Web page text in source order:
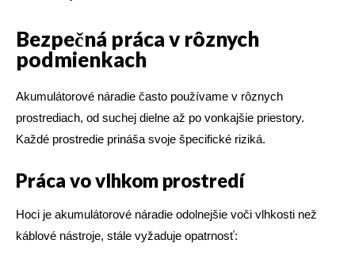
Bezpečná práca v rôznych
podmienkach
Akumulátorové náradie často používame v rôznych
prostrediach, od suchej dielne až po vonkajšie priestory.
Každé prostredie prináša svoje špecifické riziká.
Práca vo vlhkom prostredí
Hoci je akumulátorové náradie odolnejšie voči vlhkosti než
káblové nástroje, stále vyžaduje opatrnosť: